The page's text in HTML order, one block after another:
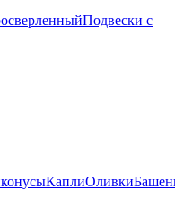
Подвески с
КаплиОливки